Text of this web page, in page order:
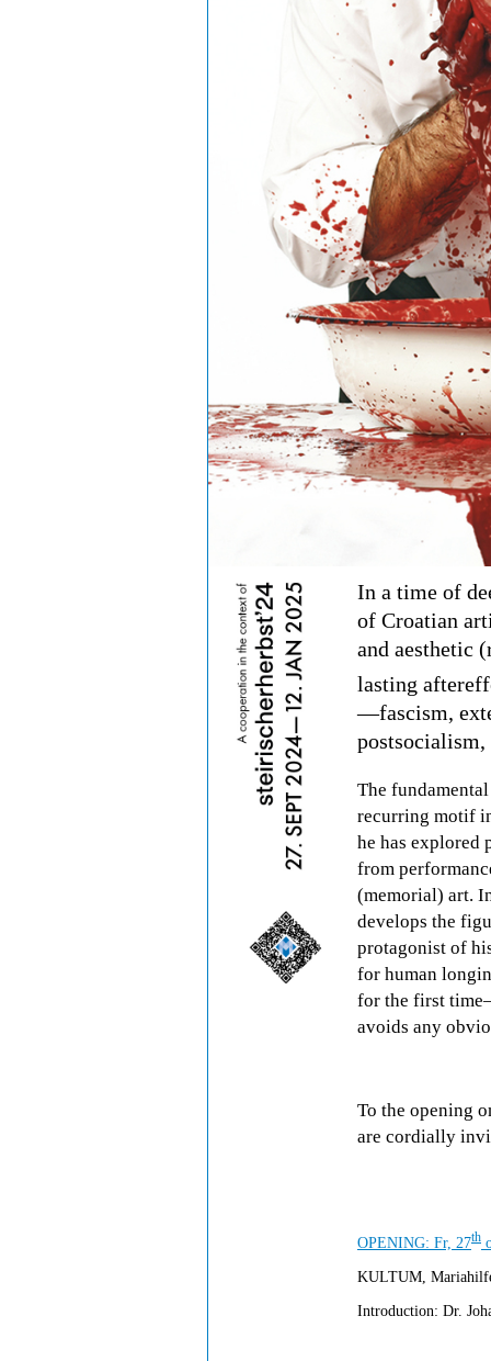
In a time of
of Croatian
and aesthetic
lasting after
—fascism,
The
recurring motif
he has explored
from
(memorial) art.
develops the
protagonist of
for human
for the first
avoids any
To the opening
are cordially
OPENING: Fr, 27th
KULTUM,
Introduction: Dr.